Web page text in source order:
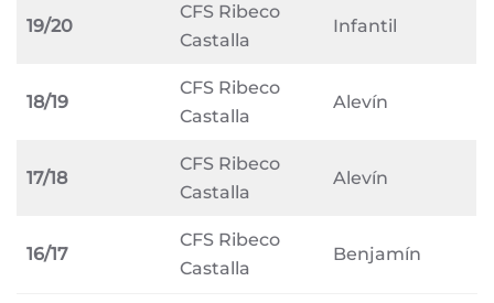
19/20
CFS Ribeco
Castalla
Infantil
18/19
CFS Ribeco
Castalla
Alevín
17/18
CFS Ribeco
Castalla
Alevín
16/17
CFS Ribeco
Castalla
Benjamín